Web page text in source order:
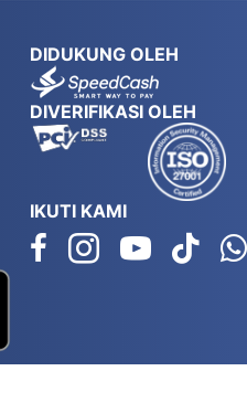
DIDUKUNG OLEH
DIVERIFIKASI OLEH
IKUTI KAMI